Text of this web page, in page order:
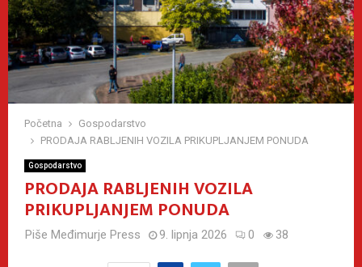
Početna
Gospodarstvo
PRODAJA RABLJENIH VOZILA PRIKUPLJANJEM PONUDA
Gospodarstvo
PRODAJA RABLJENIH VOZILA
PRIKUPLJANJEM PONUDA
Piše Međimurje Press 9. lipnja 2026 0 38